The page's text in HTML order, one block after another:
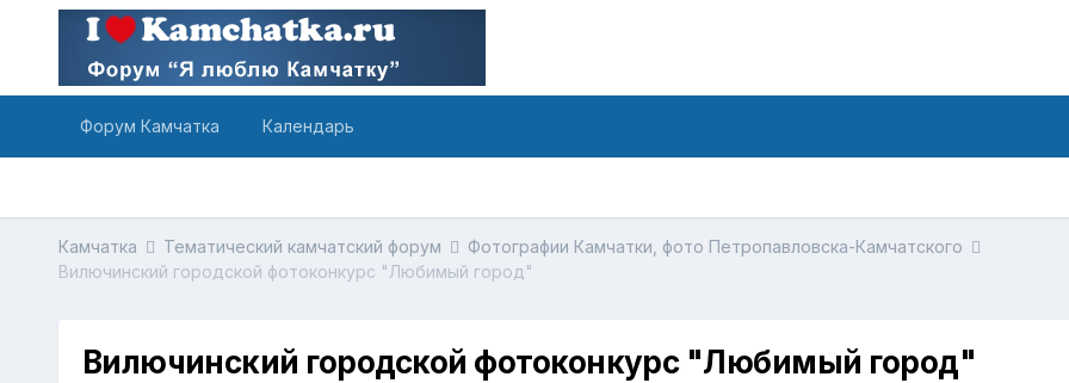
Форум Камчатка Календарь
Камчатка Тематический камчатский форум
Фотографии Камчатки, фото Петропавловска-Камчатского
Вилючинский городской фотоконкурс "Любимый город"
Вилючинский городской фотоконкурс "Любимый город"